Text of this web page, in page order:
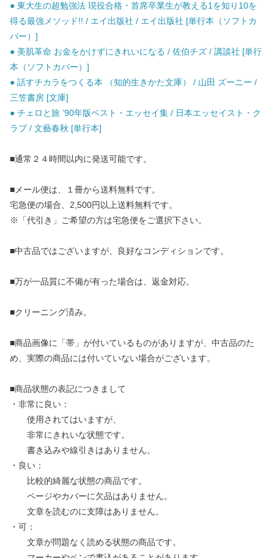
● 東大生の超勉強法 現役合格・首席卒業生が教える1を知り10を
得る最強メソッド!! / エイ出版社 / エイ出版社 [単行本（ソフトカ
バー）]
● 美肌革命 お金をかけずにきれいになる / 佐伯チズ / 講談社 [単行
本（ソフトカバー）]
● 話すチカラをつくる本 （知的生きかた文庫） / 山田 ズーニー /
三笠書房 [文庫]
● チェロと旅 ’90年版ベスト・エッセイ集 / 日本エッセイスト・ク
ラブ / 文藝春秋 [単行本]
■通常２４時間以内に発送可能です。
■メール便は、１冊から送料無料です。
宅急便の場合、2,500円以上送料無料です。
※「代引き」ご希望の方は宅急便をご選択下さい。
■中古品ではございますが、良好なコンディションです。
■万が一品質に不備が有った場合は、返金対応。
■クリーニング済み。
■商品画像に「帯」が付いているものがありますが、中古品のた
め、実際の商品には付いていない場合がございます。
■商品状態の表記につきまして
・非常に良い：
使用されてはいますが、
非常にきれいな状態です。
書き込みや線引きはありません。
・良い：
比較的綺麗な状態の商品です。
ページやカバーに欠品はありません。
文章を読むのに支障はありません。
・可：
文章が問題なく読める状態の商品です。